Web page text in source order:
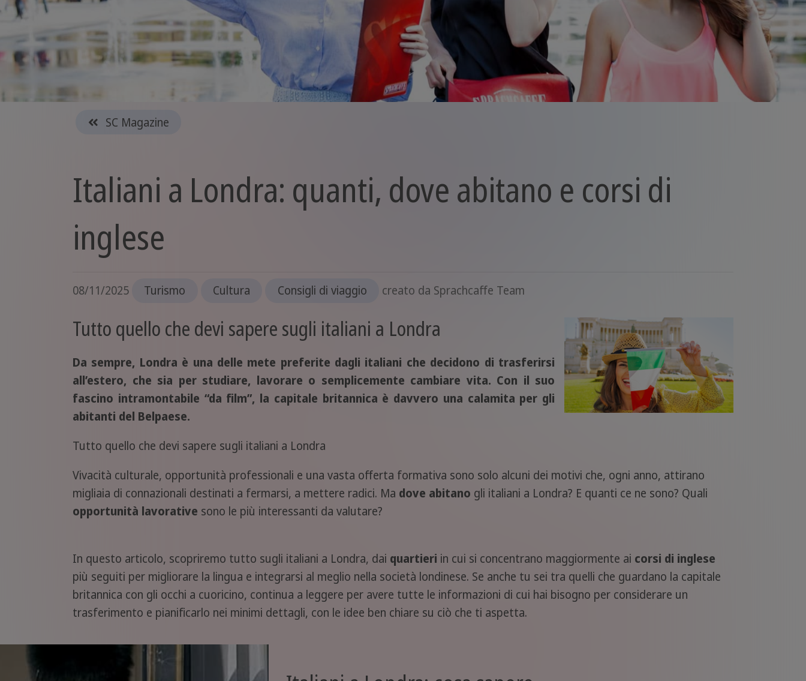
SC Magazine
Italiani a Londra: quanti, dove abitano e corsi di
inglese
08/11/2025 Turismo Cultura Consigli di viaggio creato da Sprachcaffe Team
Tutto quello che devi sapere sugli italiani a Londra
Da sempre, Londra è una delle mete preferite dagli italiani che decidono di trasferirsi
all’estero, che sia per studiare, lavorare o semplicemente cambiare vita. Con il suo
fascino intramontabile “da film”, la capitale britannica è davvero una calamita per gli
abitanti del Belpaese.
Tutto quello che devi sapere sugli italiani a Londra
Vivacità culturale, opportunità professionali e una vasta offerta formativa sono solo alcuni dei motivi che, ogni anno, attirano
migliaia di connazionali destinati a fermarsi, a mettere radici. Ma dove abitano gli italiani a Londra? E quanti ce ne sono? Quali
opportunità lavorative sono le più interessanti da valutare?
In questo articolo, scopriremo tutto sugli italiani a Londra, dai quartieri in cui si concentrano maggiormente ai corsi di inglese
più seguiti per migliorare la lingua e integrarsi al meglio nella società londinese. Se anche tu sei tra quelli che guardano la capitale
britannica con gli occhi a cuoricino, continua a leggere per avere tutte le informazioni di cui hai bisogno per considerare un
trasferimento e pianificarlo nei minimi dettagli, con le idee ben chiare su ciò che ti aspetta.